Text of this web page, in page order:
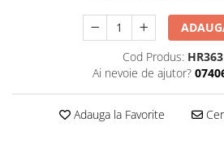
Cod Produs:
Ai nevoie de ajutor?
Adauga la Favorite